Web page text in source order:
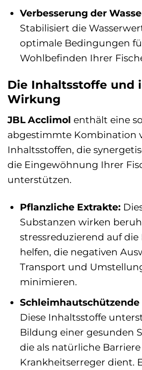
Verbesserung der
Stabilisiert die
optimale Bedingungen
Wohlbefinden Ihrer
Die Inhaltsstoffe und
Wirkung
JBL Acclimol enthält eine
abgestimmte Kombination
Inhaltsstoffen, die
die Eingewöhnung Ihrer
unterstützen.
Pflanzliche Extrakte:
Substanzen wirken
stressreduzierend auf die
helfen, die negativen
Transport und
minimieren.
Schleimhautschützende
Diese Inhaltsstoffe
Bildung einer gesunden
die als natürliche
Krankheitserreger dient.